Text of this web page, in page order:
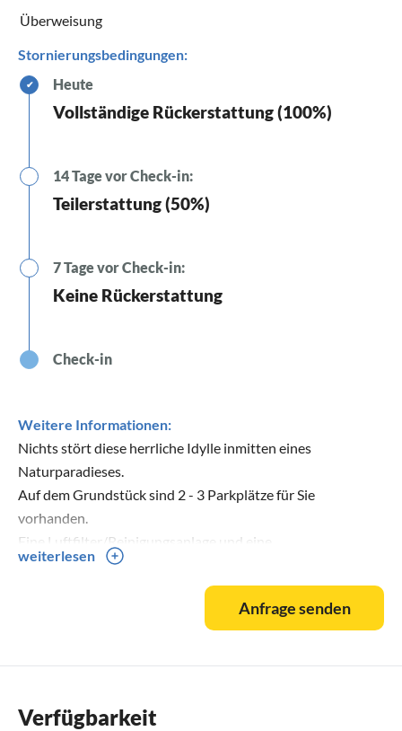
Überweisung
Stornierungsbedingungen:
✔ Heute
Vollständige Rückerstattung (100%)
14 Tage vor Check-in:
Teilerstattung (50%)
7 Tage vor Check-in:
Keine Rückerstattung
Check-in
Weitere Informationen:
Nichts stört diese herrliche Idylle inmitten eines
Naturparadieses.
Auf dem Grundstück sind 2 - 3 Parkplätze für Sie
vorhanden.
Eine Luftfilter/Reinigungsanlage und eine
Wasserfilteranlage versorgen das gesamte Haus.
Ihre Fellnasen beherbergen wir gerne nach vorheriger
Absprache. Bitte beschreiben Sie diese in Ihrer Anfrage
weiterlesen
Anfrage senden
Verfügbarkeit